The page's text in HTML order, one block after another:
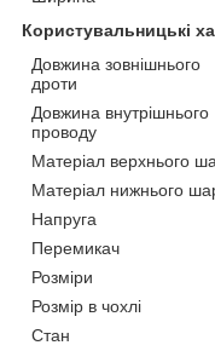
Користувальницькі
Довжина зовнішнього
дроти
Довжина внутрішнього
проводу
Матеріал верхнього
Матеріал нижнього
Напруга
Перемикач
Розміри
Розмір в чохлі
Стан